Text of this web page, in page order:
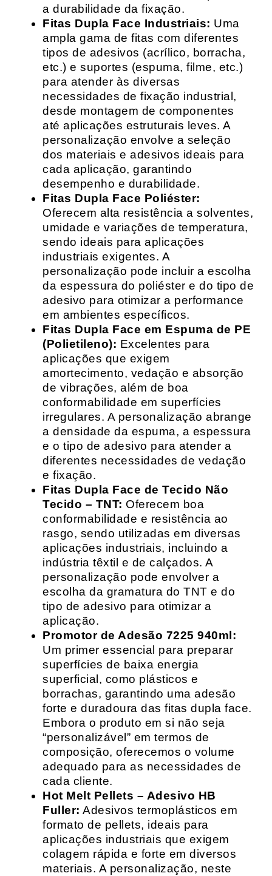
a durabilidade da fixação.
Fitas Dupla Face Industriais: Uma
ampla gama de fitas com diferentes
tipos de adesivos (acrílico, borracha,
etc.) e suportes (espuma, filme, etc.)
para atender às diversas
necessidades de fixação industrial,
desde montagem de componentes
até aplicações estruturais leves. A
personalização envolve a seleção
dos materiais e adesivos ideais para
cada aplicação, garantindo
desempenho e durabilidade.
Fitas Dupla Face Poliéster:
Oferecem alta resistência a solventes,
umidade e variações de temperatura,
sendo ideais para aplicações
industriais exigentes. A
personalização pode incluir a escolha
da espessura do poliéster e do tipo de
adesivo para otimizar a performance
em ambientes específicos.
Fitas Dupla Face em Espuma de PE
(Polietileno): Excelentes para
aplicações que exigem
amortecimento, vedação e absorção
de vibrações, além de boa
conformabilidade em superfícies
irregulares. A personalização abrange
a densidade da espuma, a espessura
e o tipo de adesivo para atender a
diferentes necessidades de vedação
e fixação.
Fitas Dupla Face de Tecido Não
Tecido – TNT: Oferecem boa
conformabilidade e resistência ao
rasgo, sendo utilizadas em diversas
aplicações industriais, incluindo a
indústria têxtil e de calçados. A
personalização pode envolver a
escolha da gramatura do TNT e do
tipo de adesivo para otimizar a
aplicação.
Promotor de Adesão 7225 940ml:
Um primer essencial para preparar
superfícies de baixa energia
superficial, como plásticos e
borrachas, garantindo uma adesão
forte e duradoura das fitas dupla face.
Embora o produto em si não seja
“personalizável” em termos de
composição, oferecemos o volume
adequado para as necessidades de
cada cliente.
Hot Melt Pellets – Adesivo HB
Fuller: Adesivos termoplásticos em
formato de pellets, ideais para
aplicações industriais que exigem
colagem rápida e forte em diversos
materiais. A personalização, neste